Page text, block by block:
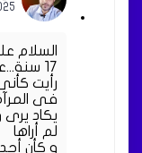
11/
السلام
17 سنة...عزباء...فى الثانوية العامة
رأيت
فى
يكاد
لم أراها
و كأن